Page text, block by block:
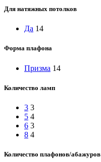
Для натяжных потолков
Да 14
Форма плафона
Призма 14
Количество ламп
3 3
5 4
6 3
8 4
Количество плафонов/абажуров